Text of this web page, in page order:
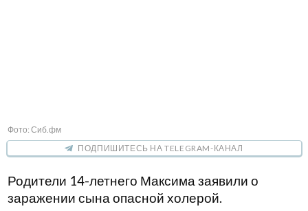
Фото: Сиб.фм
ПОДПИШИТЕСЬ НА TELEGRAM-КАНАЛ
Родители 14-летнего Максима заявили о
заражении сына опасной холерой.